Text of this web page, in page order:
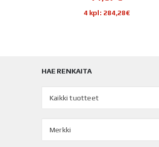
4 kpl: 284,28€
HAE RENKAITA
Kaikki tuotteet
Merkki